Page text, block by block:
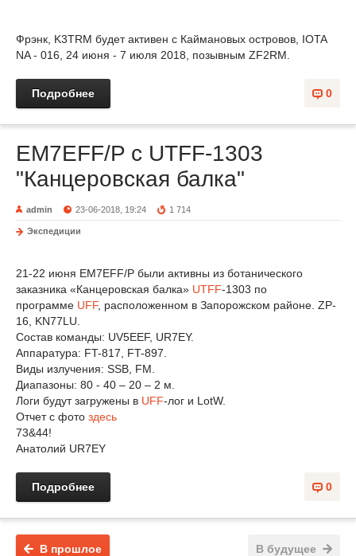
Фрэнк, K3TRM будет активен с Каймановых островов, IOTA
NA - 016, 24 июня - 7 июля 2018, позывным ZF2RM.
0
Подробнее
EM7EFF/P c UTFF-1303
"Канцеровская балка"
admin 23-06-2018, 19:24 1 714
Экспедиции
21-22 июня EM7EFF/P были активны из ботанического
заказника «Канцеровская балка» UTFF-1303 по
программе UFF, расположенном в Запорожском районе. ZP-
16, KN77LU.
Состав команды: UV5EEF, UR7EY.
Аппаратура: FT-817, FT-897.
Виды излучения: SSB, FM.
Диапазоны: 80 - 40 – 20 – 2 м.
Логи будут загружены в UFF-лог и LotW.
Отчет с фото здесь
73&44!
Анатолий UR7EY
0
Подробнее
В будущее
В прошлое